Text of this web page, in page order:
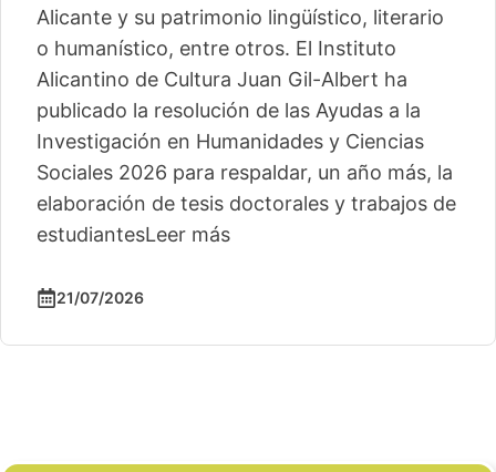
Alicante y su patrimonio lingüístico, literario
o humanístico, entre otros. El Instituto
Alicantino de Cultura Juan Gil-Albert ha
publicado la resolución de las Ayudas a la
Investigación en Humanidades y Ciencias
Sociales 2026 para respaldar, un año más, la
elaboración de tesis doctorales y trabajos de
estudiantesLeer más
21/07/2026